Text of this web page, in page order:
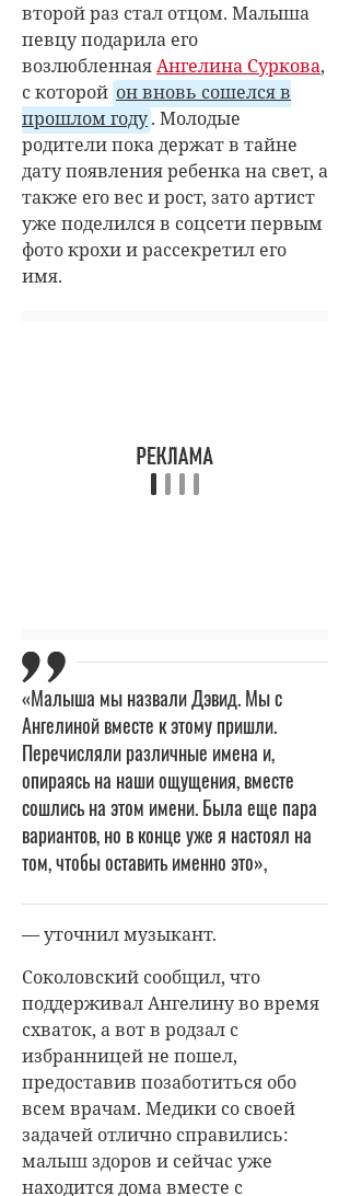
второй раз стал отцом. Малыша
певцу подарила его
возлюбленнаяАнгелина Суркова,
с которой он вновь сошелся в
прошлом году. Молодые
родители пока держат в тайне
дату появления ребенка на свет, а
также его вес и рост, зато артист
уже поделился в соцсети первым
фото крохи и рассекретил его
имя.
«Малыша мы назвали Дэвид. Мы с
Ангелиной вместе к этому пришли.
Перечисляли различные имена и,
опираясь на наши ощущения, вместе
сошлись на этом имени. Была еще пара
вариантов, но в конце уже я настоял на
том, чтобы оставить именно это»,
— уточнил музыкант.
Соколовский сообщил, что
поддерживал Ангелину во время
схваток, а вот в родзал с
избранницей не пошел,
предоставив позаботиться обо
всем врачам. Медики со своей
задачей отлично справились:
малыш здоров и сейчас уже
находится дома вместе с